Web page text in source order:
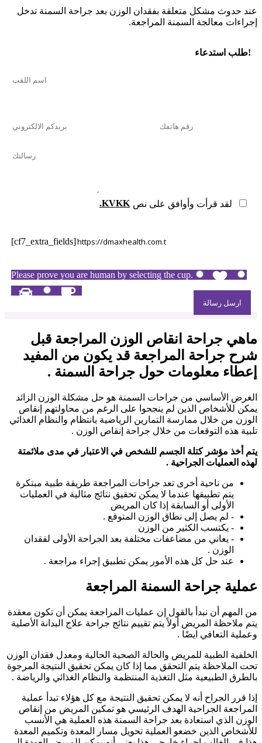
عند حدوث مشكل متعلقة بفقدان الوزن بعد جراحة السمنة تدخل
إجراءات معالجة السمنة المراجعة.
طلب استدعاء!
لقد قرأت وأوافق على نص .KVKK
[cf7_extra_fields]
Please prove you are human by selecting the cup.
ماهي جراحة انقاص الوزن المراجعة قبل
شرح جراحة المراجعة قد يكون من المفيد
إعطاء معلومات حول جراحة السمنة .
الغرض الأساسي من جراحات السمنة هو حل مشكلة الوزن الزائد
يمكن للأشخاص الذين لم ينجحوا على الرغم من محاولتهم إنقاص
الوزن من خلال ممارسة التمارين الرياضية بانتظام والنظام الغذائي
تلبية هذه التوقعات من خلال جراحة إنقاص الوزن .
يتم أخذ مؤشر كتلة الجسم للشخص في الاعتبار في مدى ملائمتة
لهذه العمليات الجراحية .
من ناحية أخرى تعد جراحات المراجعة طريقة طبية مبتكرة
يتم تطبيقها عندما لا يمكن تحقيق نتائج مثالية في العمليات
الأولى أو السابقة إذا كان المريض
- لم يصل إلى نطاق الوزن المتوقع .
- يكتسب الكثير من الوزن
- يعاني من مضاعفات مختلفة بعد الجراحة الأولى لفقدان
الوزن .
عند حل كل هذه الأمور يمكن تطبيق إجراء مراجعة .
عملية جراحة السمنة المراجعة
من المهم أن نبدأ بالقول إن عمليات المراجعة يمكن أن تكون معقدة
يتم ملاحظة المريض أولاً يتم تقييم نتائج جراحة علاج البدانة الأصلية
وعملية التعافي ايضًا .
الخلفية الطبية للمريض والحالة الصحية الحالية ومعدل فقدان الوزن
تحت الملاحظة يتم التحقق مما إذا كان يمكن تحقيق النتيجة المرجوة
بالطرق الطبيعية مثل التغذية المنتظمة والنظام الغذائي والرياضة .
إذا قرر الجراح أنه لا يمكن تحقيق النتيجة مع كل هؤلاء تبدأ عملية
المراجعة الجراحية الهدف الرئيسي هو تمكين المريض من إنقاص
الوزن الذي استعادة بعد جراحة السمنة هذه العملية هي الأنسب
للأشخاص الذين خضعو العملية تحويل مسار المعدة وتكميم المعدة